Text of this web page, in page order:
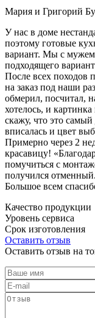
Мария и Григорий
У нас в доме
поэтому готовые
вариант. Мы с
подходящего
После всех походов
на заказ под наши
обмерил, посчитал,
хотелось, и
скажу, что это
вписалась и цвет
Примерно через 2
красавицу!
помучиться с
получился отменный.
Большое всем
Качество продукции
Уровень сервиса
Срок изготовления
Оставить отзыв
Оставить отзыв на